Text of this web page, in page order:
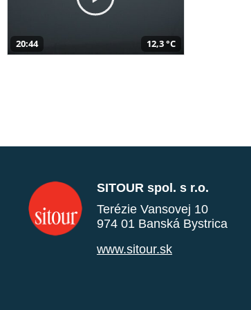
20:44 12,3 °C
SITOUR spol. s r.o.
Terézie Vansovej 10
974 01 Banská Bystrica
www.sitour.sk